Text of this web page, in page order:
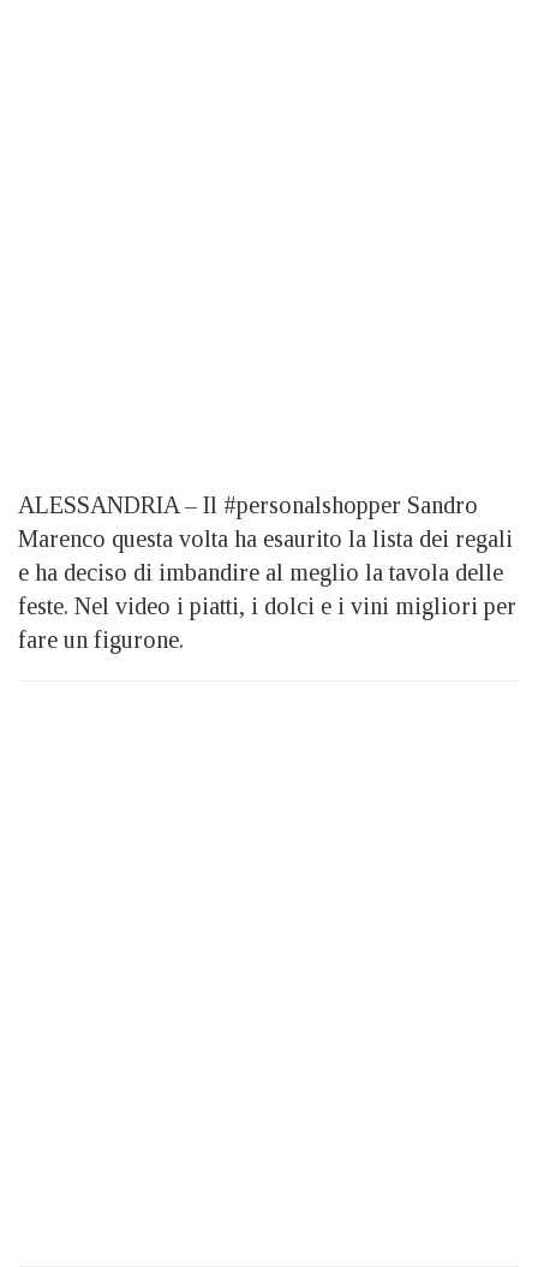
ALESSANDRIA – Il #personalshopper Sandro
Marenco questa volta ha esaurito la lista dei regali
e ha deciso di imbandire al meglio la tavola delle
feste. Nel video i piatti, i dolci e i vini migliori per
fare un figurone.